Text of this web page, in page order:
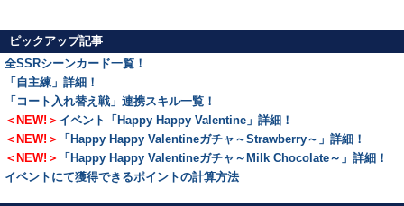
ピックアップ記事
全SSRシーンカード一覧！
「自主練」詳細！
「コート入れ替え戦」連携スキル一覧！
＜NEW!＞ イベント「Happy Happy Valentine」詳細！
＜NEW!＞
「Happy Happy Valentineガチャ～Strawberry～」詳細！
＜NEW!＞
「Happy Happy Valentineガチャ～Milk Chocolate～」詳細！
イベントにて獲得できるポイントの計算方法